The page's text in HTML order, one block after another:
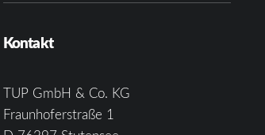
Kontakt
TUP GmbH & Co. KG
Fraunhoferstraße 1